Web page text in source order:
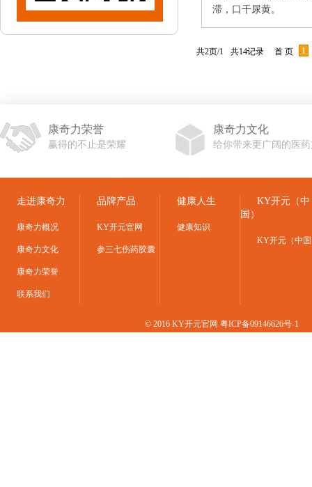
滞，口干尿黄。
共2页/1 共14记录 首 页 1
康奇力荣誉
赢得的不止是荣耀
康奇力文化
给你带来更广阔的医
走进康奇力
康奇力概况
康奇力文化
康奇力荣誉
联系我们
品牌产品
KY开元官网
参三七伤药胶囊
健康人生
健康知识
KY开元（中
国）
KY开元（中
© 2016 KY开元官网粤ICP备09146626号-1